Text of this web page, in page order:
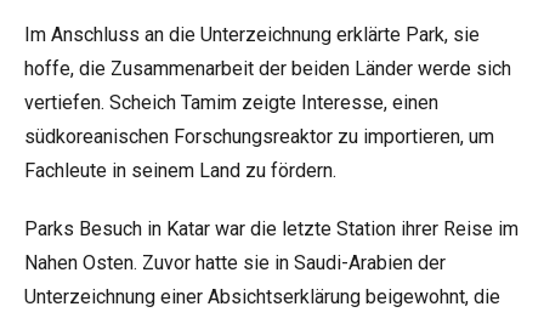
Im Anschluss an die Unterzeichnung erklärte Park, sie
hoffe, die Zusammenarbeit der beiden Länder werde sich
vertiefen. Scheich Tamim zeigte Interesse, einen
südkoreanischen Forschungsreaktor zu importieren, um
Fachleute in seinem Land zu fördern.
Parks Besuch in Katar war die letzte Station ihrer Reise im
Nahen Osten. Zuvor hatte sie in Saudi-Arabien der
Unterzeichnung einer Absichtserklärung beigewohnt, die